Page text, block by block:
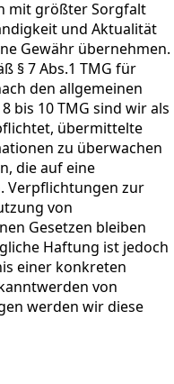
mit größter Sorgfalt
und Aktualität
Gewähr übernehmen.
§ 7 Abs.1 TMG für
den allgemeinen
bis 10 TMG sind wir als
übermittelte
zu überwachen
die auf eine
Verpflichtungen zur
von
Gesetzen bleiben
Haftung ist jedoch
einer konkreten
von
werden wir diese